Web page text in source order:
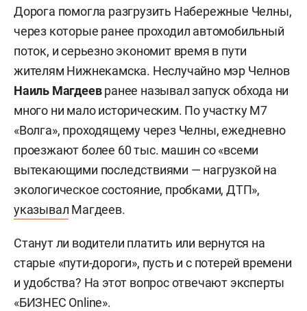
Дорога помогла разгрузить Набережные Челны,
через которые ранее проходил автомобильный
поток, и серьезно экономит время в пути
жителям Нижнекамска. Неслучайно мэр Челнов
Наиль Магдеевранее называл запуск обхода ни
много ни мало историческим. По участку М7
«Волга», проходящему через Челны, ежедневно
проезжают более 60 тыс. машин со «всеми
вытекающими последствиями — нагрузкой на
экологическое состояние, пробками, ДТП»,
указывал Магдеев.
Станут ли водители платить или вернутся на
старые «пути-дороги», пусть и с потерей времени
и удобства? На этот вопрос отвечают эксперты
«БИЗНЕС Online».